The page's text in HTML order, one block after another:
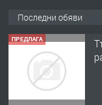
Последни обяви
ПРЕДЛАГА